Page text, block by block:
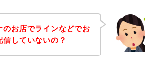
のお店でラインなどでお
していないの？